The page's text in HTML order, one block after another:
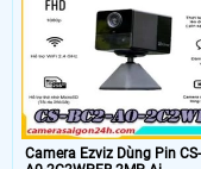
năng giám sát ban đêm với
biến nhiệt tích hợp, giúp
chính xác các vật thể trong
Camera Ezviz Dùng Pin